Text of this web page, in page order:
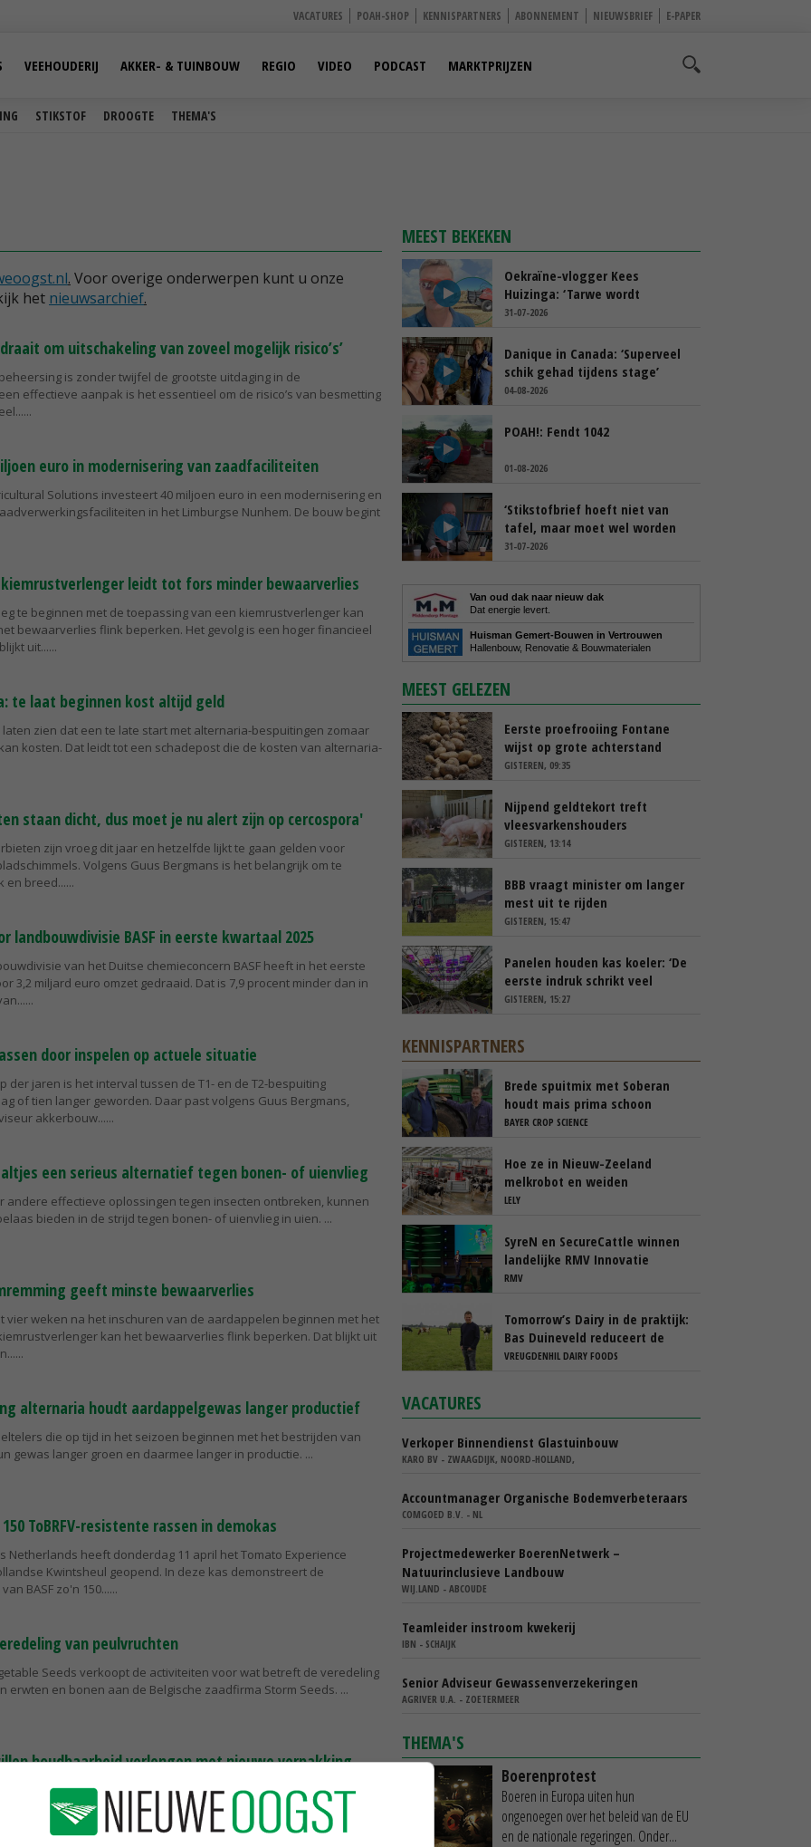
VACATURES POAH-SHOP KENNISPARTNERS ABONNEMENT NIEUWSBRIEF E-PAPER
STIKSTOF DROOGTE THEMA'S
VEEHOUDERIJ AKKER- & TUINBOUW REGIO VIDEO PODCAST MARKTPRIJZEN
. Voor overige onderwerpen kunt u onze
het nieuwsarchief.
om uitschakeling van zoveel mogelijk risico’s’
is zonder twijfel de grootste uitdaging in de
effectieve aanpak is het essentieel om de risico’s van besmetting
euro in modernisering van zaadfaciliteiten
Solutions investeert 40 miljoen euro in een modernisering en
in het Limburgse Nunhem. De bouw begint
leidt tot fors minder bewaarverlies
te beginnen met de toepassing van een kiemrustverlenger kan
bewaarverlies flink beperken. Het gevolg is een hoger financieel
uit...
te laat beginnen kost altijd geld
laten zien dat een te late start met alternaria-bespuitingen zomaar
kosten. Dat leidt tot een schadepost die de kosten van alternaria-
staan dicht, dus moet je nu alert zijn op cercospora'
zijn vroeg dit jaar en hetzelfde lijkt te gaan gelden voor
Volgens Guus Bergmans is het belangrijk om te
en breed...
landbouwdivisie BASF in eerste kwartaal 2025
van het Duitse chemieconcern BASF heeft in het eerste
3,2 miljard euro omzet gedraaid. Dat is 7,9 procent minder dan in
door inspelen op actuele situatie
der jaren is het interval tussen de T1- en de T2-bespuiting
of tien langer geworden. Daar past volgens Guus Bergmans,
akkerbouw...
een serieus alternatief tegen bonen- of uienvlieg
andere effectieve oplossingen tegen insecten ontbreken, kunnen
bieden in de strijd tegen bonen- of uienvlieg in uien.
geeft minste bewaarverlies
vier weken na het inschuren van de aardappelen beginnen met het
kan het bewaarverlies flink beperken. Dat blijkt uit
alternaria houdt aardappelgewas langer productief
die op tijd in het seizoen beginnen met het bestrijden van
gewas langer groen en daarmee langer in productie.
ToBRFV-resistente rassen in demokas
Netherlands heeft donderdag 11 april het Tomato Experience
Kwintsheul geopend. In deze kas demonstreert de
BASF zo'n 150...
van peulvruchten
Seeds verkoopt de activiteiten voor wat betreft de veredeling
erwten en bonen aan de Belgische zaadfirma Storm Seeds.
houdbaarheid verlengen met nieuwe verpakking
BASF en het Israëlische StePac gaan samenwerken bij de
reeks nieuwe duurzame verpakkingen voor aardappelen, groenten
te...
MEEST BEKEKEN
Oekraïne-vlogger Kees
Huizinga: ‘Tarwe wordt
geperst, koeien hebben stro
31-07-2026
Danique in Canada: ‘Superveel
schik gehad tijdens stage’
04-08-2026
POAH!: Fendt 1042
01-08-2026
‘Stikstofbrief hoeft niet van
tafel, maar moet wel worden
aangepast’
31-07-2026
Van oud dak naar nieuw dak
Dat energie levert.
Huisman Gemert-Bouwen in Vertrouwen
Hallenbouw, Renovatie & Bouwmaterialen
MEEST GELEZEN
Eerste proefrooiing Fontane
wijst op grote achterstand
GISTEREN, 09:35
Nijpend geldtekort treft
vleesvarkenshouders
GISTEREN, 13:14
BBB vraagt minister om langer
mest uit te rijden
GISTEREN, 15:47
Panelen houden kas koeler: ‘De
eerste indruk schrikt veel
tuinders af’
GISTEREN, 15:27
KENNISPARTNERS
Brede spuitmix met Soberan
houdt mais prima schoon
BAYER CROP SCIENCE
Hoe ze in Nieuw-Zeeland
melkrobot en weiden
samenbrengen
LELY
SyreN en SecureCattle winnen
landelijke RMV Innovatie
Awards
RMV
Tomorrow’s Dairy in de praktijk:
Bas Duineveld reduceert de
footprint van melk stap voor
VREUGDENHIL DAIRY FOODS
VACATURES
Verkoper Binnendienst Glastuinbouw
KARO BV - ZWAAGDIJK, NOORD-HOLLAND,
Accountmanager Organische Bodemverbeteraars
COMGOED B.V. - NL
Projectmedewerker BoerenNetwerk –
Natuurinclusieve Landbouw
WIJ.LAND - ABCOUDE
Teamleider instroom kwekerij
IBN - SCHAIJK
Senior Adviseur Gewassenverzekeringen
AGRIVER U.A. - ZOETERMEER
THEMA'S
Boerenprotest
Boeren in Europa uiten hun
ongenoegen over het beleid van de EU
en de nationale regeringen. Onder...